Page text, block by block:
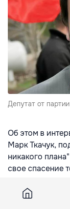
Депутат от
Об этом в
Марк Ткачук,
никакого
свое спасение
народу не